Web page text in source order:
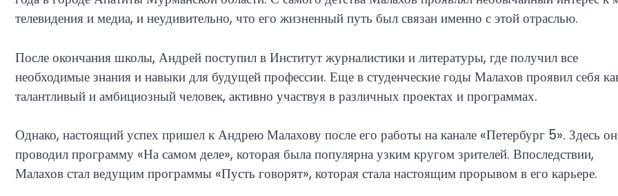
телевидения и медиа, и неудивительно, что его жизненный путь был связан именно с этой отраслью.
После окончания школы, Андрей поступил в Институт журналистики и литературы, где получил все
необходимые знания и навыки для будущей профессии. Еще в студенческие годы Малахов проявил себя
талантливый и амбициозный человек, активно участвуя в различных проектах и программах.
Однако, настоящий успех пришел к Андрею Малахову после его работы на канале «Петербург 5». Здесь он
проводил программу «На самом деле», которая была популярна узким кругом зрителей. Впоследствии,
Малахов стал ведущим программы «Пусть говорят», которая стала настоящим прорывом в его карьере.